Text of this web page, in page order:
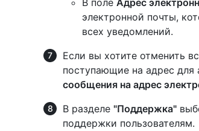
В поле Адрес
электронной почты,
всех уведомлений.
Если вы хотите отменить
поступающие на адрес для
сообщения на адрес
В разделе "Поддержка"
поддержки пользователям.